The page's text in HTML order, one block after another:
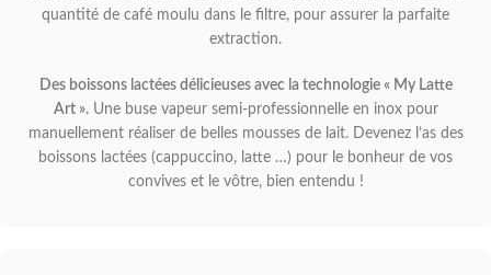
quantité de café moulu dans le filtre, pour assurer la parfaite
extraction.
Des boissons lactées délicieuses avec la technologie « My Latte
Art ».Une buse vapeur semi-professionnelle en inox pour
manuellement réaliser de belles mousses de lait. Devenez l’as des
boissons lactées (cappuccino, latte …) pour le bonheur de vos
convives et le vôtre, bien entendu !